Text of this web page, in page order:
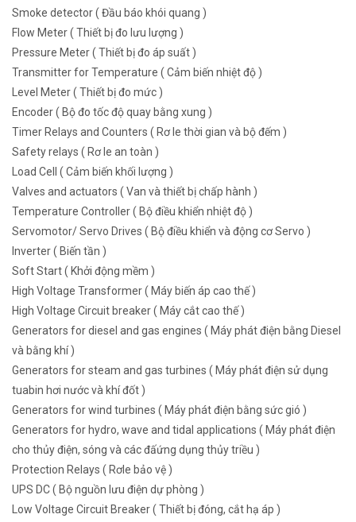
Smoke detector ( Đầu báo khói quang )
Flow Meter ( Thiết bị đo lưu lượng )
Pressure Meter ( Thiết bị đo áp suất )
Transmitter for Temperature ( Cảm biến nhiệt độ )
Level Meter ( Thiết bị đo mức )
Encoder ( Bộ đo tốc độ quay bằng xung )
Timer Relays and Counters ( Rơ le thời gian và bộ đếm )
Safety relays ( Rơ le an toàn )
Load Cell ( Cảm biến khối lượng )
Valves and actuators ( Van và thiết bị chấp hành )
Temperature Controller ( Bộ điều khiển nhiệt độ )
Servomotor/ Servo Drives ( Bộ điều khiển và động cơ Servo )
Inverter ( Biến tần )
Soft Start ( Khởi động mềm )
High Voltage Transformer ( Máy biến áp cao thế )
High Voltage Circuit breaker ( Máy cắt cao thế )
Generators for diesel and gas engines ( Máy phát điện bằng Diesel
và bằng khí )
Generators for steam and gas turbines ( Máy phát điện sử dụng
tuabin hơi nước và khí đốt )
Generators for wind turbines ( Máy phát điện bằng sức gió )
Generators for hydro, wave and tidal applications ( Máy phát điện
cho thủy điện, sóng và các đấứng dụng thủy triều )
Protection Relays ( Rơle bảo vệ )
UPS DC ( Bộ nguồn lưu điện dự phòng )
Low Voltage Circuit Breaker ( Thiết bị đóng, cắt hạ áp )